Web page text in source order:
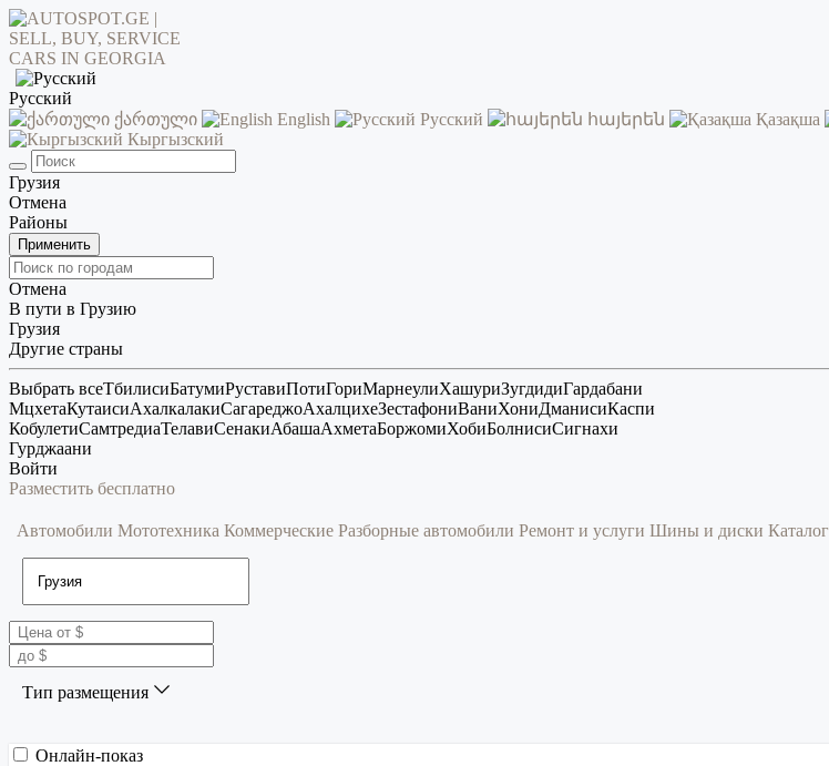
Русский
ქართული
English Русский հայերեն Қазақша
Кыргызский
Грузия
Отмена
Районы
Применить
Отмена
В пути в Грузию
Грузия
Другие страны
Выбрать всеТбилисиБатумиРуставиПотиГориМарнеулиХашуриЗугдидиГардабани
МцхетаКутаисиАхалкалакиСагареджоАхалцихеЗестафониВаниХониДманисиКаспи
КобулетиСамтредиаТелавиСенакиАбашаАхметаБоржомиХобиБолнисиСигнахи
Гурджаани
Войти
Разместить бесплатно
Автомобили Мототехника Коммерческие Разборные автомобили Ремонт и услуги Шины и диски Каталог
Тип размещения
Онлайн-показ